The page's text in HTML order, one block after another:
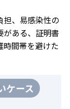
担、易感染性の
がある、証明書
時間帯を避けた
ケース